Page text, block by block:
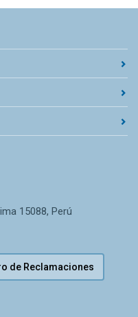
15088, Perú
de Reclamaciones